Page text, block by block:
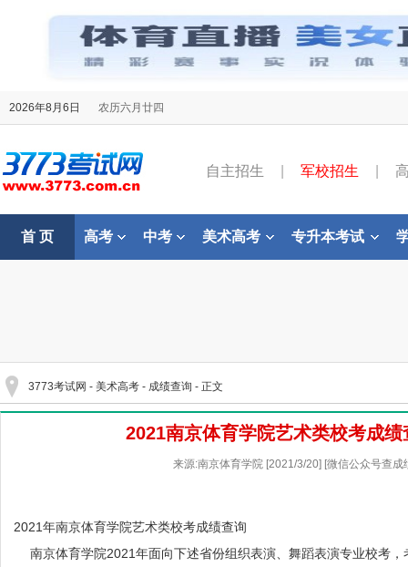
2026年8月6日 农历六月廿四
自主招生 军校招生
首 页 高考 中考 美术高考 专升本考试
3773考试网 - 美术高考 - 成绩查询 - 正文
2021南京体育学院艺术类校考成绩
来源:南京体育学院 [2021/3/20] [微信公众号查成
2021年南京体育学院艺术类校考成绩查询
南京体育学院2021年面向下述省份组织表演、舞蹈表演专业校考，